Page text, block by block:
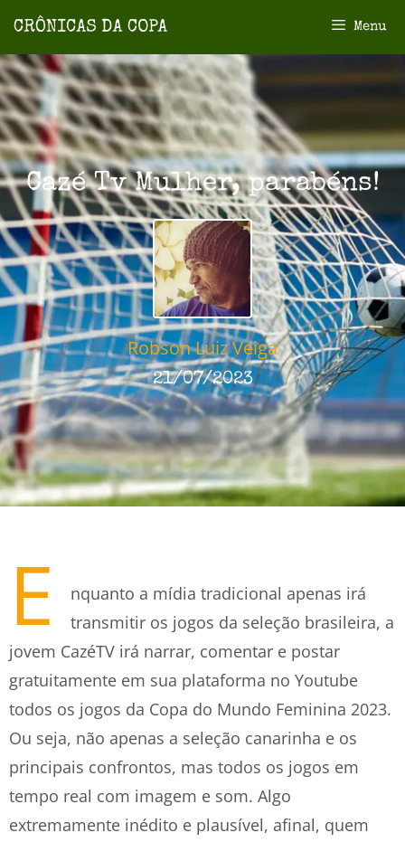
Menu
Cazé Tv Mulher, parabéns!
Robson Luiz Veiga
21/07/2023
E
nquanto a mídia tradicional apenas irá
transmitir os jogos da seleção brasileira, a
jovem CazéTV irá narrar, comentar e postar
gratuitamente em sua plataforma no Youtube
todos os jogos da Copa do Mundo Feminina 2023.
Ou seja, não apenas a seleção canarinha e os
principais confrontos, mas todos os jogos em
tempo real com imagem e som. Algo
extremamente inédito e plausível, afinal, quem